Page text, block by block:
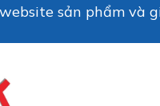
sản phẩm và